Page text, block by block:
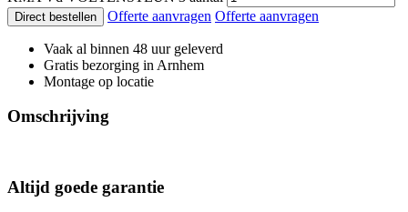
Direct bestellen Offerte aanvragen Offerte aanvragen
Vaak al binnen 48 uur geleverd
Gratis bezorging in Arnhem
Montage op locatie
Omschrijving
Altijd goede garantie